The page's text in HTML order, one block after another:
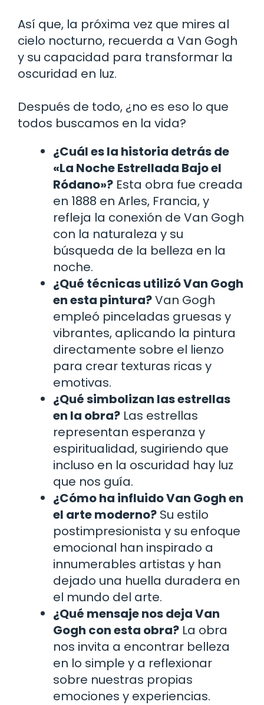
Así que, la próxima vez que mires al
cielo nocturno, recuerda a Van Gogh
y su capacidad para transformar la
oscuridad en luz.
Después de todo, ¿no es eso lo que
todos buscamos en la vida?
¿Cuál es la historia detrás de
«La Noche Estrellada Bajo el
Ródano»? Esta obra fue creada
en 1888 en Arles, Francia, y
refleja la conexión de Van Gogh
con la naturaleza y su
búsqueda de la belleza en la
noche.
¿Qué técnicas utilizó Van Gogh
en esta pintura?Van Gogh
empleó pinceladas gruesas y
vibrantes, aplicando la pintura
directamente sobre el lienzo
para crear texturas ricas y
emotivas.
¿Qué simbolizan las estrellas
en la obra? Las estrellas
representan esperanza y
espiritualidad, sugiriendo que
incluso en la oscuridad hay luz
que nos guía.
¿Cómo ha influido Van Gogh en
el arte moderno? Su estilo
postimpresionista y su enfoque
emocional han inspirado a
innumerables artistas y han
dejado una huella duradera en
el mundo del arte.
¿Qué mensaje nos deja Van
Gogh con esta obra? La obra
nos invita a encontrar belleza
en lo simple y a reflexionar
sobre nuestras propias
emociones y experiencias.